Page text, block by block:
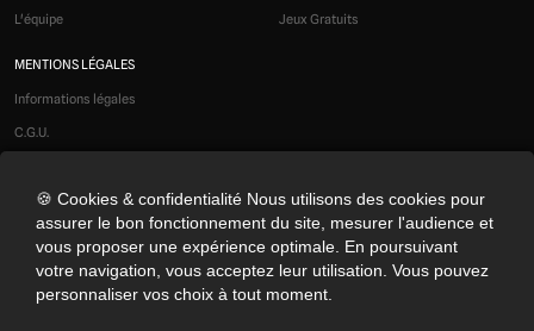
L'équipe
Jeux Gratuits
MENTIONS LÉGALES
Informations légales
C.G.U.
Modération
Confidentialité
Cookies
Préférences cookies
🍪 Cookies & confidentialité Nous utilisons des cookies pour
assurer le bon fonctionnement du site, mesurer l'audience et
vous proposer une expérience optimale. En poursuivant
votre navigation, vous acceptez leur utilisation. Vous pouvez
personnaliser vos choix à tout moment.